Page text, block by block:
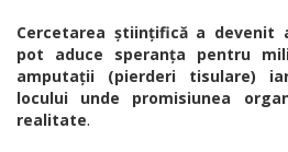
Cercetarea științifică a devenit
pot aduce speranța pentru
amputații (pierderi tisulare)
locului unde promisiunea
realitate.